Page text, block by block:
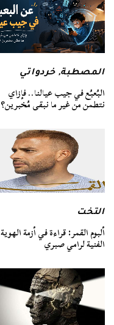
المصطبة,خردواتي
البُعبُع في جيب عيالنا.. فإزاي
نتطمن من غير ما نبقى مُخبرين؟
التخت
ألبوم القمر: قراءة في أزمة الهوية
الفنية لرامي صبري